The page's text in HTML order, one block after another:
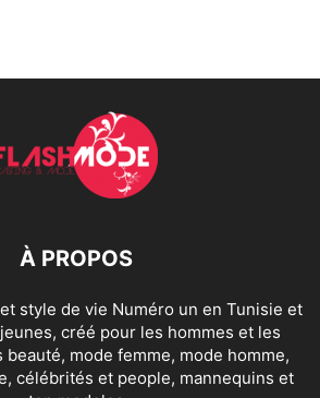
À PROPOS
style de vie Numéro un en Tunisie et
créé pour les hommes et les
mode femme, mode homme,
célébrités et people, mannequins et